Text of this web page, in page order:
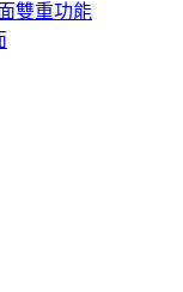
雙重功能